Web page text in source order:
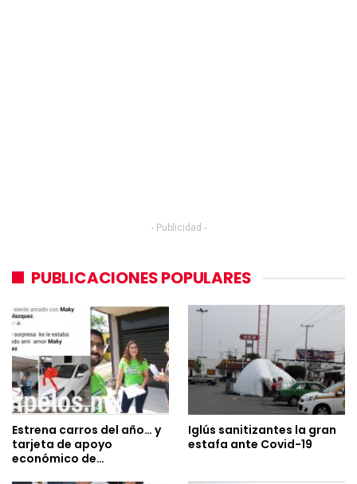
- Publicidad -
PUBLICACIONES POPULARES
Estrena carros del año… y
tarjeta de apoyo
económico de…
Iglús sanitizantes la gran
estafa ante Covid-19